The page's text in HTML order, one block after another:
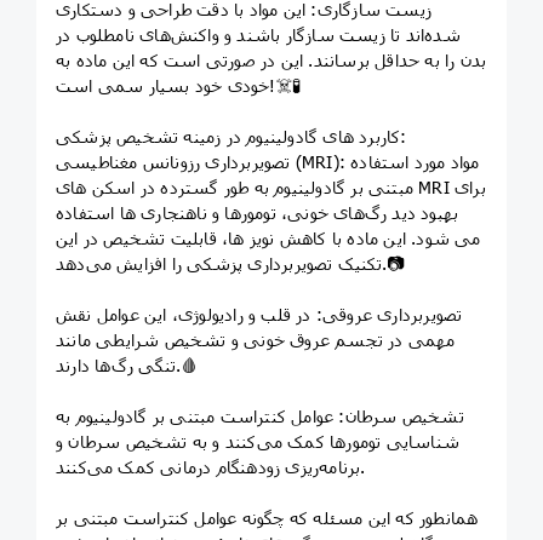
زیست سازگاری: این مواد با دقت طراحی و دستکاری
شده‌اند تا زیست سازگار باشند و واکنش‌های نامطلوب در
بدن را به حداقل برسانند. این در صورتی است که این ماده به
خودی خود بسیار سمی است!☠️🧪
کاربرد های گادولینیوم در زمینه تشخیص پزشکی:
تصویربرداری رزونانس مغناطیسی (MRI): مواد مورد استفاده
مبتنی بر گادولینیوم به طور گسترده در اسکن های MRI برای
بهبود دید رگ‌های خونی، تومورها و ناهنجاری ها استفاده
می شود. این ماده با کاهش نویز ها، قابلیت تشخیص در این
تکنیک تصویربرداری پزشکی را افزایش می‌دهد.📷
تصویربرداری عروقی: در قلب و رادیولوژی، این عوامل نقش
مهمی در تجسم عروق خونی و تشخیص شرایطی مانند
تنگی رگ‌ها دارند.🩸
تشخیص سرطان: عوامل کنتراست مبتنی بر گادولینیوم به
شناسایی تومورها کمک می‌کنند و به تشخیص سرطان و
برنامه‌ریزی زودهنگام درمانی کمک می‌کنند.
همانطور که این مسئله که چگونه عوامل کنتراست مبتنی بر